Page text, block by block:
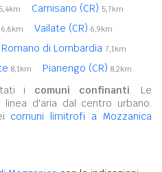
Camisano (CR) 5,7km
6,6km Vailate (CR) 6,9km
Romano di Lombardia 7,1km
8,1km Pianengo (CR) 8,2km
i comuni confinanti. Le
d'aria dal centro urbano.
comuni limitrofi a Mozzanica